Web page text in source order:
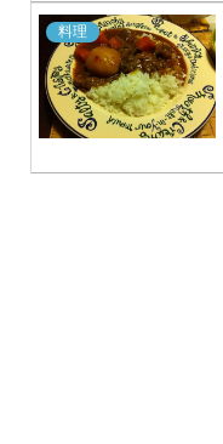
料理